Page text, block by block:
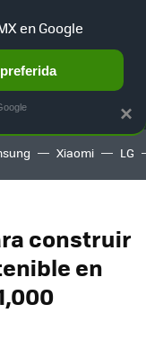
TERRITORIO
Xiaomi LG
construir
en
×
en Google